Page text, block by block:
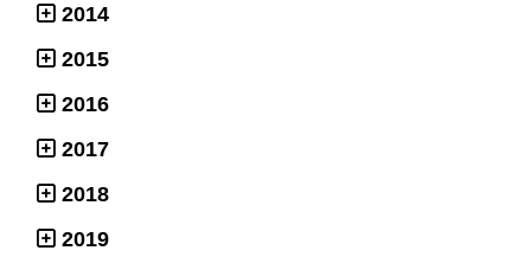
2014
2015
2016
2017
2018
2019